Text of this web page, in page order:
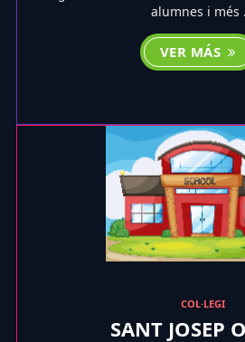
alumnes i més
VER MÁS
COL·LEGI
SANT JOSEP